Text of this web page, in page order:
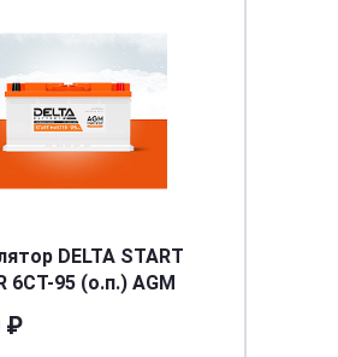
DELTA START
6CT-95 (о.п.) AGM
₽